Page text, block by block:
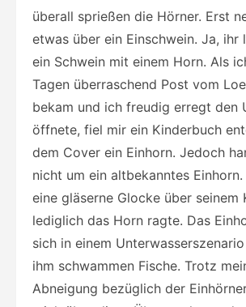
überall sprießen die Hörner. Erst
etwas über ein Einschwein. Ja, ihr
ein Schwein mit einem Horn. Als
Tagen überraschend Post vom
bekam und ich freudig erregt den
öffnete, fiel mir ein Kinderbuch
dem Cover ein Einhorn. Jedoch
nicht um ein altbekanntes
eine gläserne Glocke über seinem
lediglich das Horn ragte. Das
sich in einem
ihm schwammen Fische. Trotz
Abneigung bezüglich der